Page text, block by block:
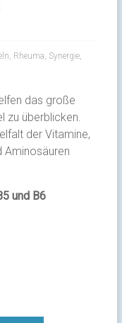
Rheuma Synergie,
das große
zu überblicken.
der Vitamine,
Aminosäuren
und B6